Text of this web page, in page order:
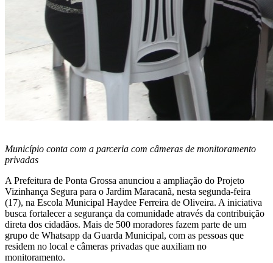
Município conta com a parceria com câmeras de monitoramento
privadas
A Prefeitura de Ponta Grossa anunciou a ampliação do Projeto
Vizinhança Segura para o Jardim Maracanã, nesta segunda-feira
(17), na Escola Municipal Haydee Ferreira de Oliveira. A iniciativa
busca fortalecer a segurança da comunidade através da contribuição
direta dos cidadãos. Mais de 500 moradores fazem parte de um
grupo de Whatsapp da Guarda Municipal, com as pessoas que
residem no local e câmeras privadas que auxiliam no
monitoramento.